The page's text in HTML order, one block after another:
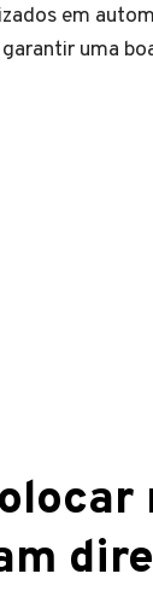
em
uma